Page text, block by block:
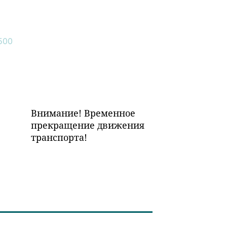
Внимание! Временное
прекращение движения
транспорта!